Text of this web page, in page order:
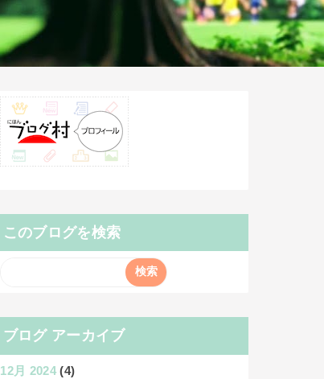
このブログを検索
ブログ アーカイブ
12月 2024 (4)